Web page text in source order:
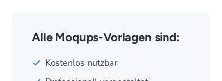
Alle Moqups-Vorlagen sind:
Kostenlos nutzbar